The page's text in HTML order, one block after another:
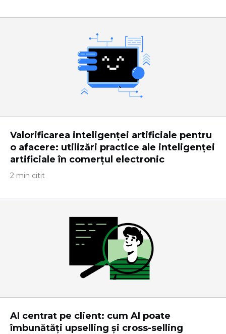
Valorificarea inteligenței artificiale pentru
o afacere: utilizări practice ale inteligenței
artificiale în comerțul electronic
2 min citit
AI centrat pe client: cum AI poate
îmbunătăți upselling și cross-selling